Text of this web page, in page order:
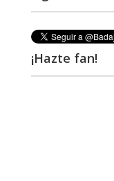
¡Hazte fan!